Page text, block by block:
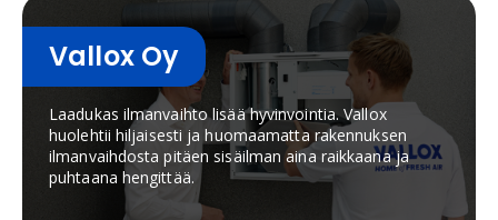
Vallox Oy
Laadukas ilmanvaihto lisää hyvinvointia. Vallox
huolehtii hiljaisesti ja huomaamatta rakennuksen
ilmanvaihdosta pitäen sisäilman aina raikkaana ja
puhtaana hengittää.